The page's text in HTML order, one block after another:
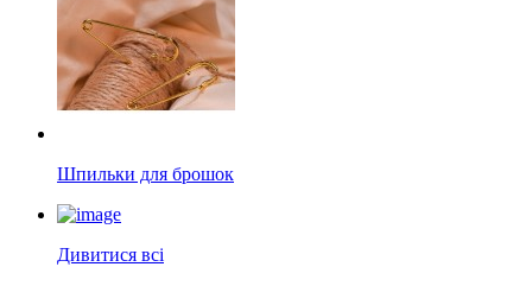
Шпильки для брошок
Дивитися всі